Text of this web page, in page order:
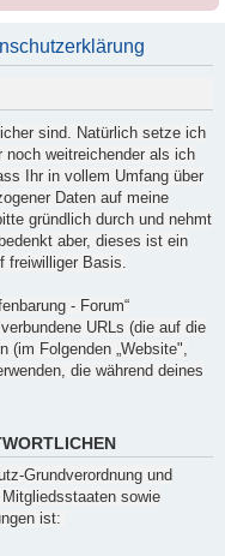
sind. Natürlich setze ich
noch weitreichender als ich
Ihr in vollem Umfang über
Daten auf meine
gründlich durch und nehmt
aber, dieses ist ein
freiwilliger Basis.
- Forum“
URLs (die auf die
Folgenden „Website",
die während deines
Grundverordnung und
sowie
ist: